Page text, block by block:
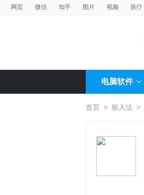
网页 微信 知乎 图片 视频 医疗
电脑软件
首页 > 输入法 >